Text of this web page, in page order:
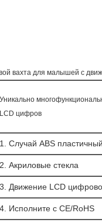
вахта для малышей с
Уникально
LCD цифров
1. Случай ABS
2. Акриловые стекла
3. Движение LCD
4. Исполните с CE/RoHS